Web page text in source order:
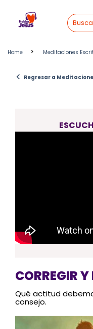
content
Home > Meditaciones
< Regresar a
CORREGIR
Qué actitud
consejo.